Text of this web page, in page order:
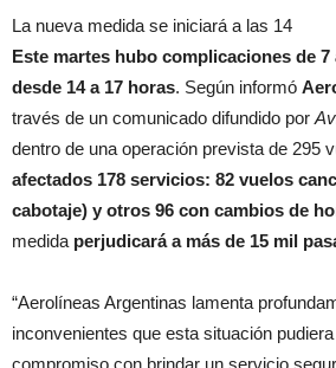
La nueva medida se iniciará a las 14
Este martes hubo complicaciones de 7
desde 14 a 17 horas. Según informó
través de un comunicado difundido por
dentro de una operación prevista de 295
afectados 178 servicios: 82 vuelos
cabotaje) y otros 96 con cambios de
medida perjudicará a más de 15 mil
“Aerolíneas Argentinas lamenta
inconvenientes que esta situación